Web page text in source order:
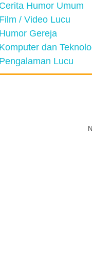
Cerita Humor Umum
Film / Video Lucu
Humor Gereja
Komputer dan
Pengalaman Lucu